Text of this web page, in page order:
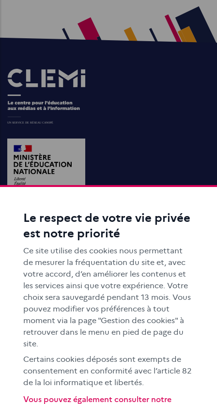
Images
ACTIONS ÉDUCATIVES
FORMATION
RESSOURCES
MÉDIAS SCOLAIRES
FAMILLES
Le CLEMI
En académies
À l'international
CLEMI sup
Espace presse
Le respect de votre vie privée
est notre priorité
Ce site utilise des cookies nous permettant
de mesurer la fréquentation du site et, avec
votre accord, d’en améliorer les contenus et
les services ainsi que votre expérience. Votre
choix sera sauvegardé pendant 13 mois. Vous
pouvez modifier vos préférences à tout
moment via la page "Gestion des cookies" à
retrouver dans le menu en pied de page du
site.
Certains cookies déposés sont exempts de
consentement en conformité avec l’article 82
de la loi informatique et libertés.
Vous pouvez également consulter notre